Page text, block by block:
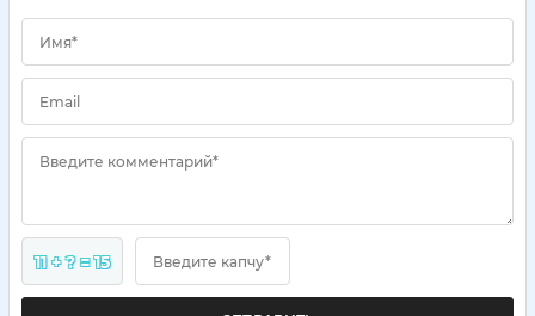
Имя*
Email
Введите комментарий*
11 + ? = 15 Введите капчу*